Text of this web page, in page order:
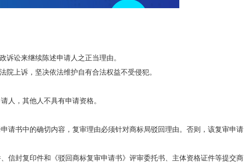
诉讼来继续陈述申请人之正当理由。
院上诉，坚决依法维护自有合法权益不受侵犯。
人，其他人不具有申请资格。
请书中的确切内容，复审理由必须针对商标局驳回理由。否则，该复审申请
信封复印件和《驳回商标复审申请书》评审委托书、主体资格证件等提交商